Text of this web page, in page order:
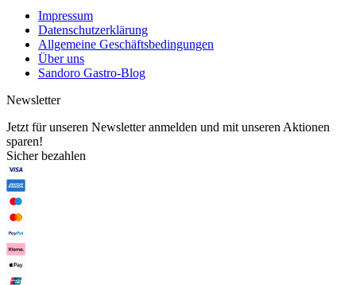
Impressum
Datenschutzerklärung
Allgemeine Geschäftsbedingungen
Über uns
Sandoro Gastro-Blog
Newsletter
Jetzt für unseren Newsletter anmelden und mit unseren Aktionen
sparen!
Sicher bezahlen